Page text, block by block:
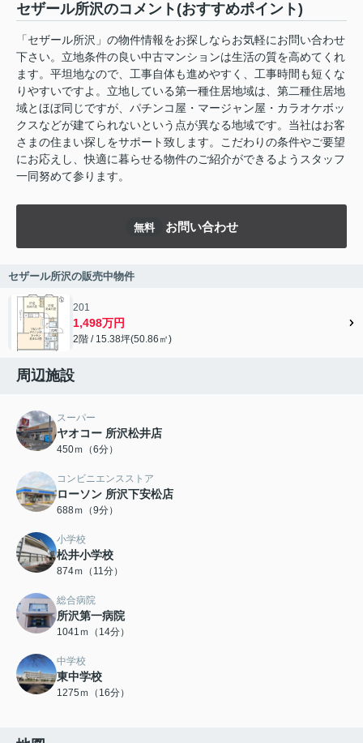
セザール所沢のコメント(おすすめポイント)
「セザール所沢」の物件情報をお探しならお気軽にお問い合わせ
下さい。立地条件の良い中古マンションは生活の質を高めてくれ
ます。平坦地なので、工事自体も進めやすく、工事時間も短くな
りやすいですよ。立地している第一種住居地域は、第二種住居地
域とほぼ同じですが、パチンコ屋・マージャン屋・カラオケボッ
クスなどが建てられないという点が異なる地域です。当社はお客
さまの住まい探しをサポート致します。こだわりの条件やご要望
にお応えし、快適に暮らせる物件のご紹介ができるようスタッフ
一同努めて参ります。
無料 お問い合わせ
セザール所沢の販売中物件
201
1,498万円
2階 / 15.38坪(50.86㎡)
周辺施設
スーパー
ヤオコー 所沢松井店
450ｍ（6分）
コンビニエンスストア
ローソン 所沢下安松店
688ｍ（9分）
小学校
松井小学校
874ｍ（11分）
総合病院
所沢第一病院
1041ｍ（14分）
中学校
東中学校
1275ｍ（16分）